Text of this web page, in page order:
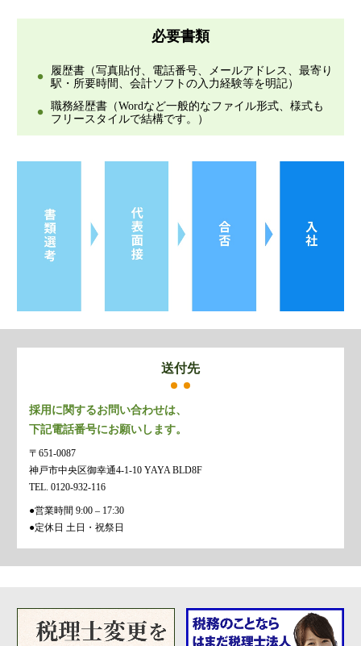
必要書類
履歴書（写真貼付、電話番号、メールアドレス、最寄り
駅・所要時間、会計ソフトの入力経験等を明記）
職務経歴書（Wordなど一般的なファイル形式、様式も
フリースタイルで結構です。）
送付先
採用に関するお問い合わせは、
下記電話番号にお願いします。
〒651-0087
神戸市中央区御幸通4-1-10 YAYA BLD8F
TEL. 0120-932-116
●営業時間 9:00 – 17:30
●定休日 土日・祝祭日